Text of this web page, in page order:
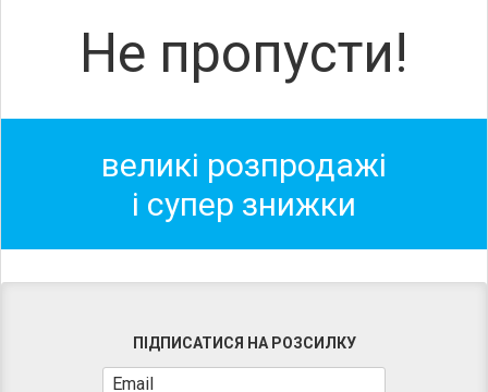
Не пропусти!
великі розпродажі
і супер знижки
ПІДПИСАТИСЯ НА РОЗСИЛКУ